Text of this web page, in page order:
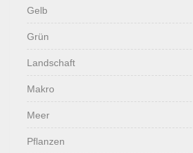
Gelb
Grün
Landschaft
Makro
Meer
Pflanzen